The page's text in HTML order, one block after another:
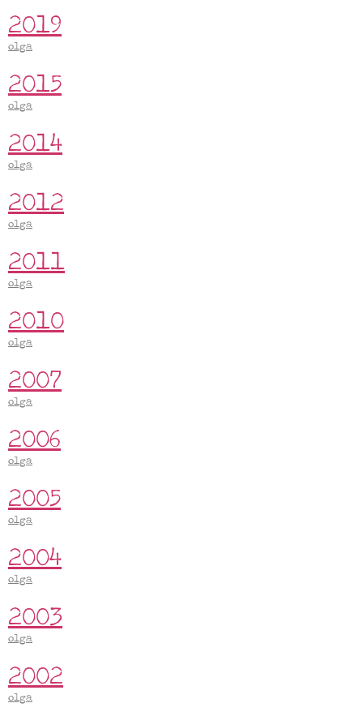
2019
olga
2015
olga
2014
olga
2012
olga
2011
olga
2010
olga
2007
olga
2006
olga
2005
olga
2004
olga
2003
olga
2002
olga